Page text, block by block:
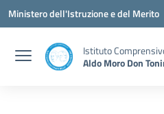
Vai ai contenuti
Vai al menu di navigazione
Vai al footer
Ministero dell'Istruzione e del Merito
Istituto
Aldo Moro Don